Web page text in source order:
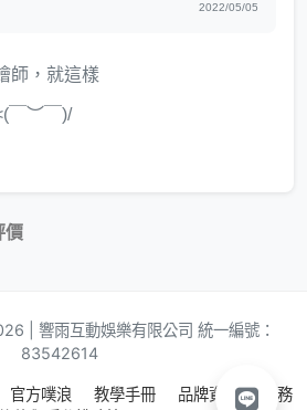
2022/05/05
師，就這樣
￣︶￣)/
價
| 響雨互動娛樂有限公司 統一編號：
83542614
官方噗浪 教學手冊 品牌資源
服務